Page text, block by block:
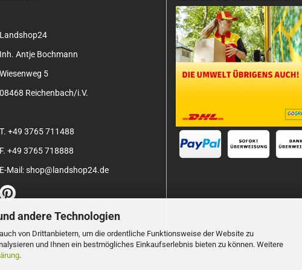
andere Technologien
von Drittanbietern, um die ordentliche Funktionsweise der Website zu
und Ihnen ein bestmögliches Einkaufserlebnis bieten zu können. Weitere
.
Landshop24
Inh. Antje Bochmann
Wiesenweg 5
08468 Reichenbach/i.V.
T. +49 3765 711488
F. +49 3765 718888
E-Mail: shop@landshop24.de